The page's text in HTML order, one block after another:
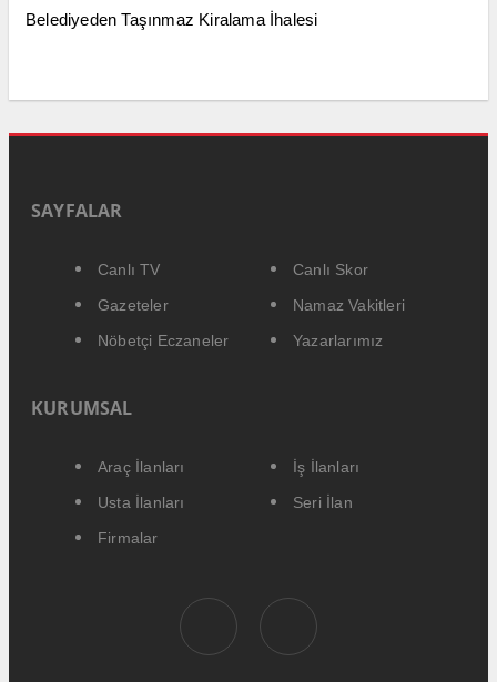
Belediyeden Taşınmaz Kiralama İhalesi
SAYFALAR
Canlı TV
Canlı Skor
Gazeteler
Namaz Vakitleri
Nöbetçi Eczaneler
Yazarlarımız
KURUMSAL
Araç İlanları
İş İlanları
Usta İlanları
Seri İlan
Firmalar